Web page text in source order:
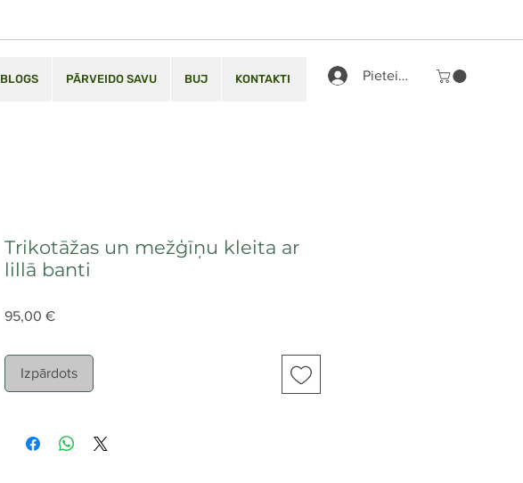
BLOGS PĀRVEIDO SAVU BUJ KONTAKTI Pieteikties
Trikotāžas un mežģīņu kleita ar
lillā banti
95,00 €Cena
Izpārdots